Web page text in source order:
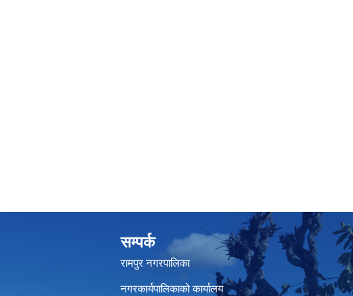
सम्पर्क
रामपुर नगरपालिका
नगरकार्यपालिकाको कार्यालय